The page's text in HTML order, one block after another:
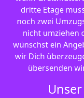
dritte Etage
noch zwei
nicht umziehen
wünschst ein
wir Dich
übersenden